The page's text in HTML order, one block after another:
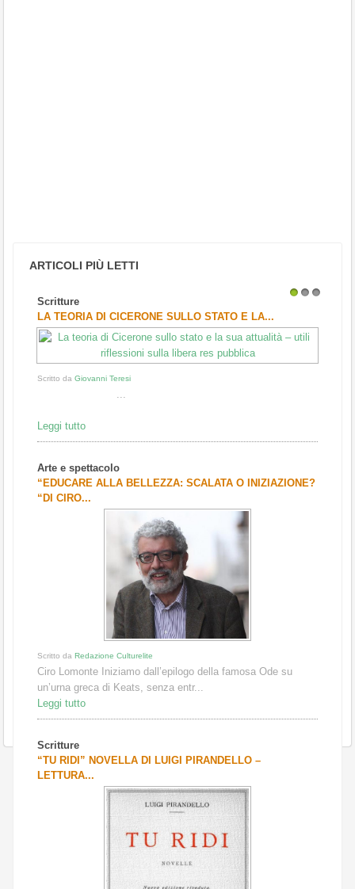
ARTICOLI PIÙ LETTI
Scritture
LA TEORIA DI CICERONE SULLO STATO E LA...
Scritto da Giovanni Teresi
...
Leggi tutto
Arte e spettacolo
“EDUCARE ALLA BELLEZZA: SCALATA O INIZIAZIONE?
“DI CIRO...
Scritto da Redazione Culturelite
Ciro Lomonte Iniziamo dall’epilogo della famosa Ode su
un’urna greca di Keats, senza entr...
Leggi tutto
Scritture
“TU RIDI” NOVELLA DI LUIGI PIRANDELLO –
LETTURA...